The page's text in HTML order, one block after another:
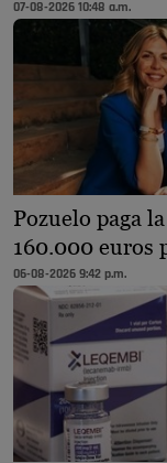
07-08-2026 10:48 a.m.
Pozuelo paga
160.000 euros
06-08-2026 9:42 p.m.